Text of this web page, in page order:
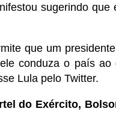
sugerindo
que um
conduza o país
Lula pelo Twitter.
do Exército,